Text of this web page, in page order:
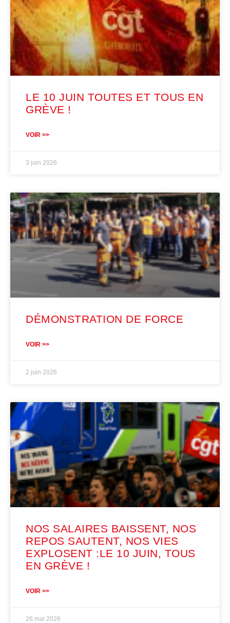
LE 10 JUIN TOUTES ET TOUS EN
GRÈVE !
VOIR >>
3 juin 2026
DÉMONSTRATION DE FORCE
VOIR >>
2 juin 2026
NOS SALAIRES BAISSENT, NOS
REPOS SAUTENT, NOS VIES
EXPLOSENT :LE 10 JUIN, TOUS
EN GRÈVE !
VOIR >>
26 mai 2026